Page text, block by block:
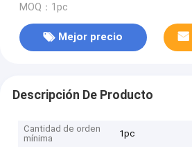
MOQ：1pc
Mejor precio
Descripción De Producto
Cantidad de orden
mínima
1pc